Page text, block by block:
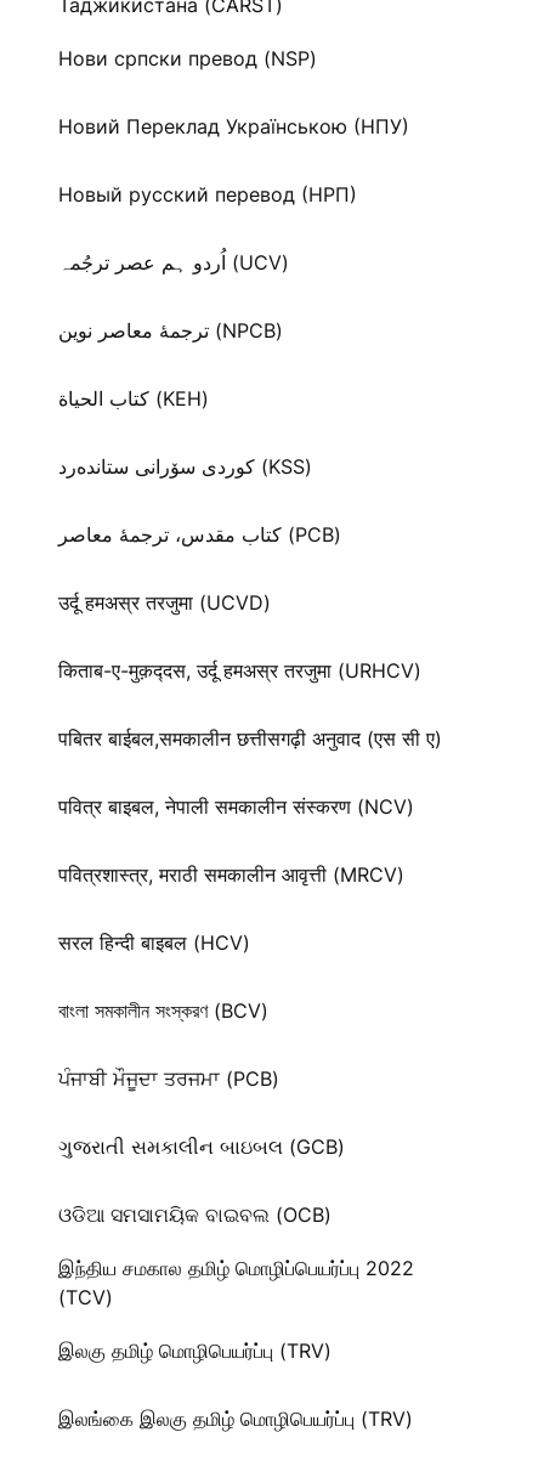
Таджикистана (CARST)
Нови српски превод (NSP)
Новий Переклад Українською (НПУ)
Новый русский перевод (НРП)
اُردو ہم عصر ترجُمہ (UCV)
ترجمۀ معاصر نوین (NPCB)
كتاب الحياة (KEH)
كوردی سۆرانی ستانده‌رد (KSS)
کتاب مقدس، ترجمۀ معاصر (PCB)
उर्दू हमअस्र तरजुमा (UCVD)
किताब-ए-मुक़द्‍दस, उर्दू हमअस्र तरजुमा (URHCV)
पबितर बाईबल,समकालीन छत्तीसगढ़ी अनुवाद (एस सी ए)
पवित्र बाइबल, नेपाली समकालीन संस्करण (NCV)
पवित्रशास्त्र, मराठी समकालीन आवृत्ती (MRCV)
सरल हिन्दी बाइबल (HCV)
বাংলা সমকালীন সংস্করণ (BCV)
ਪੰਜਾਬੀ ਮੌਜੂਦਾ ਤਰਜਮਾ (PCB)
ગુજરાતી સમકાલીન બાઇબલ (GCB)
ଓଡିଆ ସମସାମୟିକ ବାଇବଲ (OCB)
இந்திய சமகால தமிழ் மொழிப்பெயர்ப்பு 2022
(TCV)
இலகு தமிழ் மொழிபெயர்ப்பு (TRV)
இலங்கை இலகு தமிழ் மொழிபெயர்ப்பு (TRV)